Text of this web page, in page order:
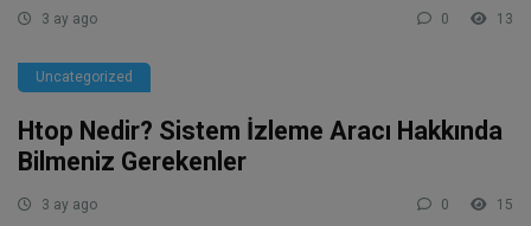
3 ay ago 0 13
Uncategorized
Htop Nedir? Sistem İzleme Aracı Hakkında
Bilmeniz Gerekenler
3 ay ago 0 15